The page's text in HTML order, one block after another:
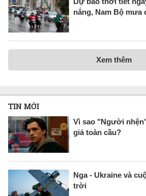
nắng, Nam Bộ mưa
Xem thêm
TIN MỚI
Vì sao "Người
giả toàn cầu?
Nga - Ukraine và
trời